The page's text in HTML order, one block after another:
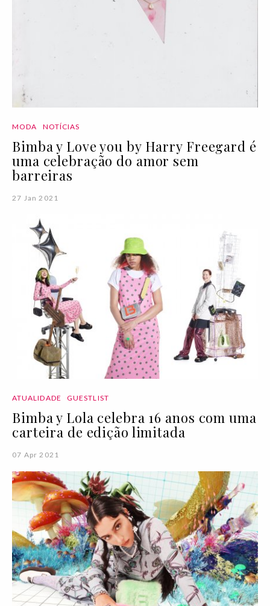
MODA NOTÍCIAS
Bimba y Love you by Harry Freegard é
uma celebração do amor sem
barreiras
27 Jan 2021
ATUALIDADE GUESTLIST
Bimba y Lola celebra 16 anos com uma
carteira de edição limitada
07 Apr 2021